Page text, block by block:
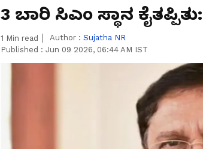
3 ಬಾರಿ ಸಿಎಂ ಸ್ಥಾನ
1 Min read Author : Sujatha NR
Published : Jun 09 2026, 06:44 AM IST